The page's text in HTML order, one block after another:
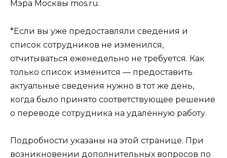
Мэра Москвы mos.ru.
*Если вы уже предоставляли сведения и
список сотрудников не изменился,
отчитываться еженедельно не требуется. Как
только список изменится — предоставить
актуальные сведения нужно в тот же день,
когда было принято соответствующее решение
о переводе сотрудника на удалённую работу.
Подробности указаны на этой странице. При
возникновении дополнительных вопросов по